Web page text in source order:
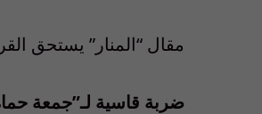
مقال “المنار” يستحق
ضربة قاسية لـ”جمعة